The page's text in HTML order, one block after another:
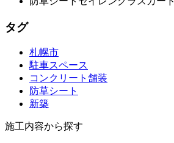
タグ
札幌市
駐車スペース
コンクリート舗装
防草シート
新築
施工内容から探す